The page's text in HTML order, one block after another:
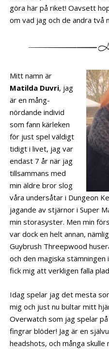
göra här på riket! Oavsett
om vad jag och de andra två
Mitt namn är
Matilda Duvri, jag
är en mång-
nördande individ
som fann kärleken
för just spel väldigt
tidigt i livet, jag var
endast 7 år när jag
tillsammans med
min äldre bror slog
våra undersåtar i Dungeon
jagande av stjärnor i Super
min storasyster. Men min
var dock en helt annan,
Guybrush Threepwood
och den magiska
fick mig att verkligen falla
Idag spelar jag det mesta
mig och just nu bultar mitt
Overwatch som jag spelar på
fingrar blöder! Jag är en
headshots, och många